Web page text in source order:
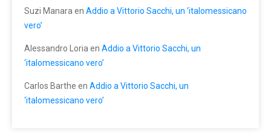
Suzi Manara en Addio a Vittorio Sacchi, un ‘italomessicano
vero’
Alessandro Loria en Addio a Vittorio Sacchi, un
‘italomessicano vero’
Carlos Barthe en Addio a Vittorio Sacchi, un
‘italomessicano vero’